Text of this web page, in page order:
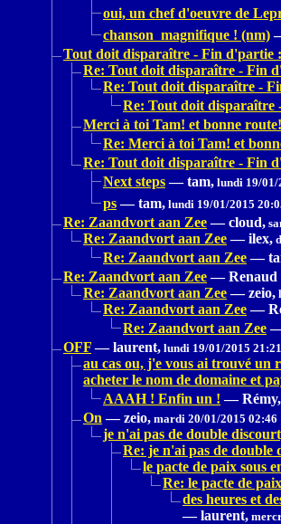
oui, un chef d'oeuvre de
chanson magnifique ! (nm)
Tout doit disparaître - Fin d'partie
Re: Tout doit disparaître - Fin
Re: Tout doit disparaître -
Re: Tout doit disparaître
Merci à toi Tam! et bonne
Re: Merci à toi Tam! et
Re: Tout doit disparaître - Fin
Next steps — tam, lundi 19/01/
ps — tam, lundi 19/01/2015
Re: Zaandvort aan Zee — cloud,
Re: Zaandvort aan Zee — ilex,
Re: Zaandvort aan Zee —
Re: Zaandvort aan Zee — Renaud
Re: Zaandvort aan Zee — zeio,
Re: Zaandvort aan Zee —
Re: Zaandvort aan Zee
OFF — laurent, lundi 19/01/2015 21:21
au cas ou, j'e vous ai trouvé un
acheter le nom de domaine et
AAAH ! Enfin un ! — Rémy,
On — zeio, mardi 20/01/2015 02:46
je n'ai pas de double
Re: je n'ai pas de double
le pacte de paix sous
Re: le pacte de
des heures et
— laurent,